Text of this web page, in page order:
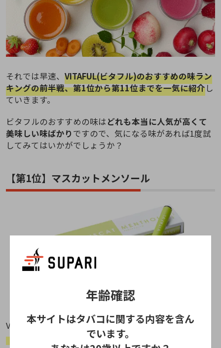
それでは早速、 VITAFUL(ビタフル)のおすすめの味ラン
キングの前半戦、第1位から第11位までを一気に紹介し
ていきます。
ビタフルのおすすめの味はどれも本当に人気が高くて
美味しい味ばかり ですので、気になる味があれば1度試
してみてはいかがでしょうか？
【第1位】マスカットメンソール
VITAFUL(ビタフル)のおすすめの味ランキング第1位は
「マスカットメンソール」です。
年齢確認
本サイトはタバコに関する内容を含ん
でいます。